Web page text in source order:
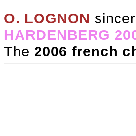
O. LOGNON
HARDENBERG
The 2006 french